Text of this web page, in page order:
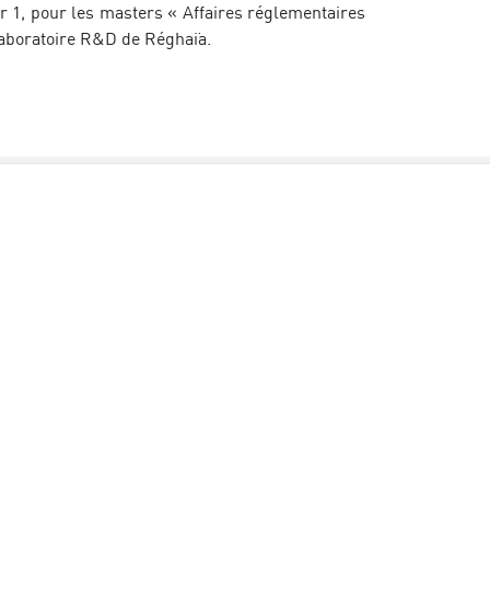
1, pour les masters « Affaires réglementaires
R&D de Réghaïa.